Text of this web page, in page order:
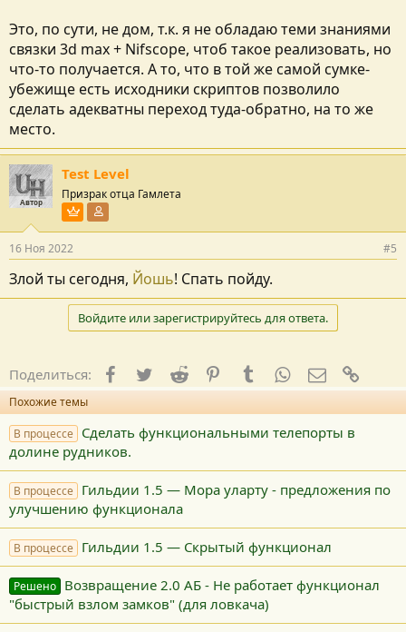
Это, по сути, не дом, т.к. я не обладаю теми знаниями
связки 3d max + Nifsсope, чтоб такое реализовать, но
что-то получается. А то, что в той же самой сумке-
убежище есть исходники скриптов позволило
сделать адекватны переход туда-обратно, на то же
место.
Автор
Test Level
Призрак отца Гамлета
Пользователь VIP
16 Ноя 2022 #5
Злой ты сегодня, Йошь! Спать пойду.
Войдите или зарегистрируйтесь для ответа.
Поделиться: Facebook
TwitterReddit PinterestTumblrWhatsApp
E-mail
Похожие темы
В процессе Сделать функциональными телепорты в
долине рудников.
В процессе Гильдии 1.5 — Мора уларту - предложения по
улучшению функционала
В процессе Гильдии 1.5 — Cкрытый функционал
Решено Возвращение 2.0 АБ - Не работает функционал
"быстрый взлом замков" (для ловкача)